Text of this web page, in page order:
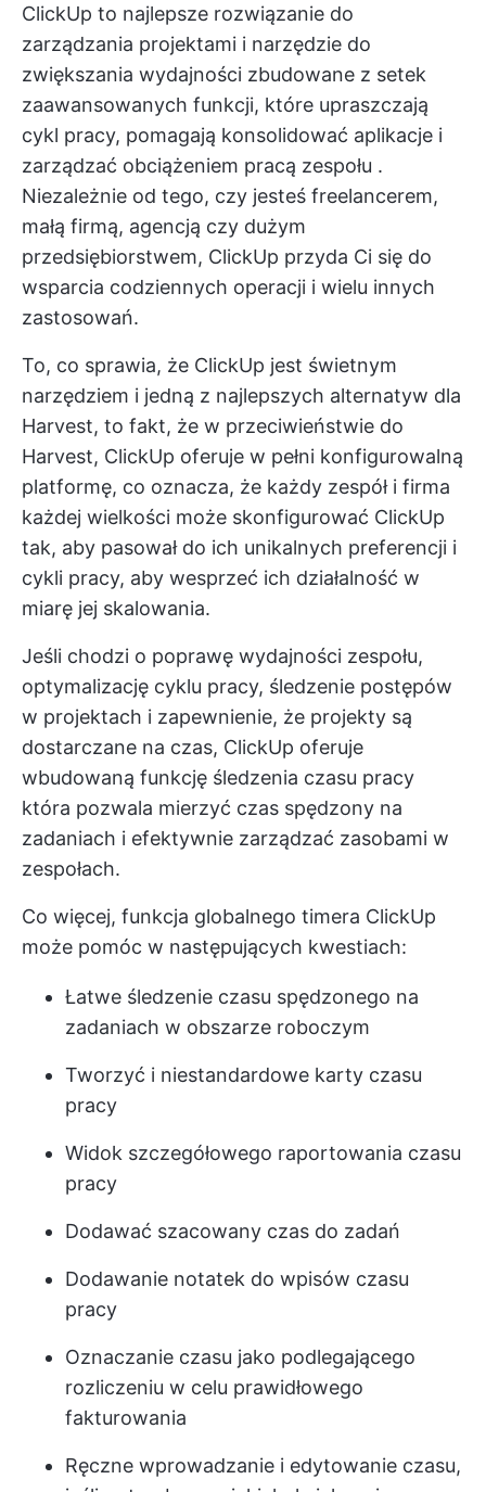
ClickUp to najlepsze rozwiązanie do
zarządzania projektami i narzędzie do
zwiększania wydajności zbudowane z setek
zaawansowanych funkcji, które upraszczają
cykl pracy, pomagają konsolidować aplikacje i
zarządzać obciążeniem pracą zespołu .
Niezależnie od tego, czy jesteś freelancerem,
małą firmą, agencją czy dużym
przedsiębiorstwem, ClickUp przyda Ci się do
wsparcia codziennych operacji i wielu innych
zastosowań.
To, co sprawia, że ClickUp jest świetnym
narzędziem i jedną z najlepszych alternatyw dla
Harvest, to fakt, że w przeciwieństwie do
Harvest, ClickUp oferuje w pełni konfigurowalną
platformę, co oznacza, że każdy zespół i firma
każdej wielkości może skonfigurować ClickUp
tak, aby pasował do ich unikalnych preferencji i
cykli pracy, aby wesprzeć ich działalność w
miarę jej skalowania.
Jeśli chodzi o poprawę wydajności zespołu,
optymalizację cyklu pracy, śledzenie postępów
w projektach i zapewnienie, że projekty są
dostarczane na czas, ClickUp oferuje
wbudowaną funkcję śledzenia czasu pracy
która pozwala mierzyć czas spędzony na
zadaniach i efektywnie zarządzać zasobami w
zespołach.
Co więcej, funkcja globalnego timera ClickUp
może pomóc w następujących kwestiach:
Łatwe śledzenie czasu spędzonego na
zadaniach w obszarze roboczym
Tworzyć i niestandardowe karty czasu
pracy
Widok szczegółowego raportowania czasu
pracy
Dodawać szacowany czas do zadań
Dodawanie notatek do wpisów czasu
pracy
Oznaczanie czasu jako podlegającego
rozliczeniu w celu prawidłowego
fakturowania
Ręczne wprowadzanie i edytowanie czasu,